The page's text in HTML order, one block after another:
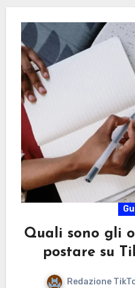
Quali sono gli
postare su
Redazione